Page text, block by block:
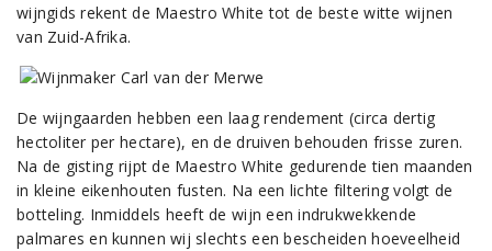
wijngids rekent de Maestro White tot de beste witte wijnen
van Zuid-Afrika.
De wijngaarden hebben een laag rendement (circa dertig
hectoliter per hectare), en de druiven behouden frisse zuren.
Na de gisting rijpt de Maestro White gedurende tien maanden
in kleine eikenhouten fusten. Na een lichte filtering volgt de
botteling. Inmiddels heeft de wijn een indrukwekkende
palmares en kunnen wij slechts een bescheiden hoeveelheid